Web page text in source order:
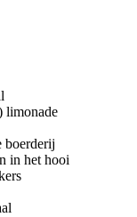
limonade
boerderij
in het hooi